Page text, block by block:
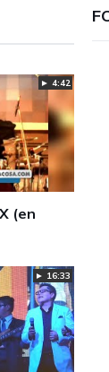
► 4:42
(en
► 16:33